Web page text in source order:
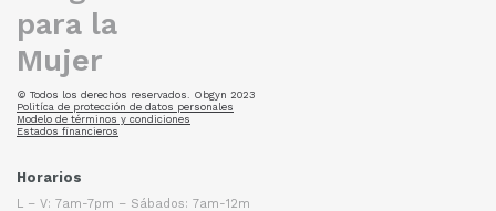
© Todos los derechos reservados. Obgyn 2023
Politíca de protección de datos personales
Modelo de términos y condiciones
Estados financieros
Horarios
L – V: 7am-7pm – Sábados: 7am-12m